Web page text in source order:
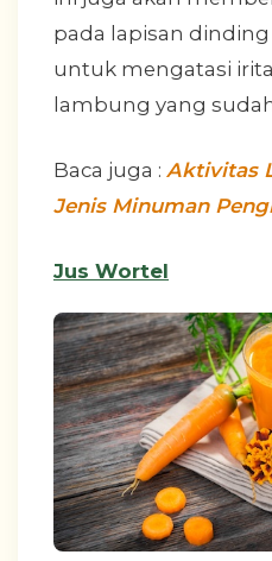
pada lapisan
untuk mengatasi
lambung yang
Baca juga : Aktivitas
Jenis Minuman
Jus Wortel